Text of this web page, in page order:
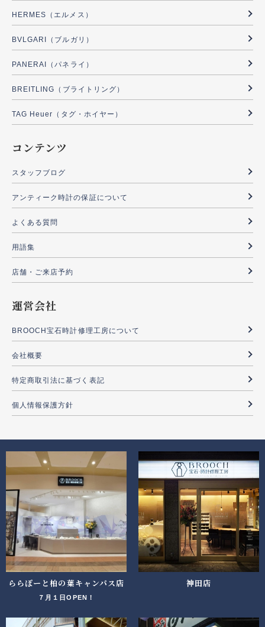
HERMES（エルメス）
BVLGARI（ブルガリ）
PANERAI（パネライ）
BREITLING（ブライトリング）
TAG Heuer（タグ・ホイヤー）
コンテンツ
スタッフブログ
アンティーク時計の保証について
よくある質問
用語集
店舗・ご来店予約
運営会社
BROOCH宝石時計修理工房について
会社概要
特定商取引法に基づく表記
個人情報保護方針
ららぽーと柏の葉キャンパス店
７月１日OPEN！
神田店